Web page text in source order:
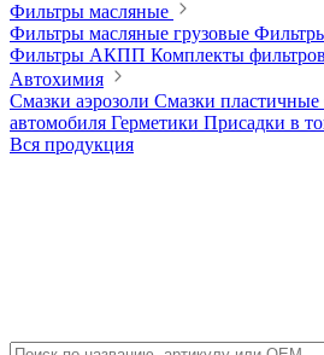
Фильтры масляные
Фильтры масляные грузовые
Фильтры АКПП Комплекты фильтров
Автохимия
Смазки аэрозоли Смазки пластичные
автомобиля Герметики Присадки в
Вся продукция